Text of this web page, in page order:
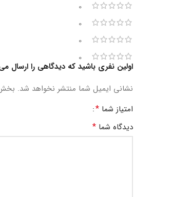
0
0
0
0
اولین نفری باشید که دیدگاهی را ارسال می
نشانی ایمیل شما منتشر نخواهد شد.
امتیاز شما *
دیدگاه شما *